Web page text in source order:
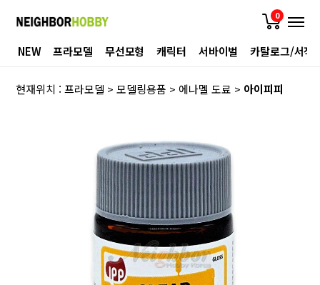
0
NEW 프라모델 무선모형 캐릭터 서바이벌 카탈로그/서적
현재위치 :프라모델 >모델링용품 > 에나멜 도료 > 아이피피